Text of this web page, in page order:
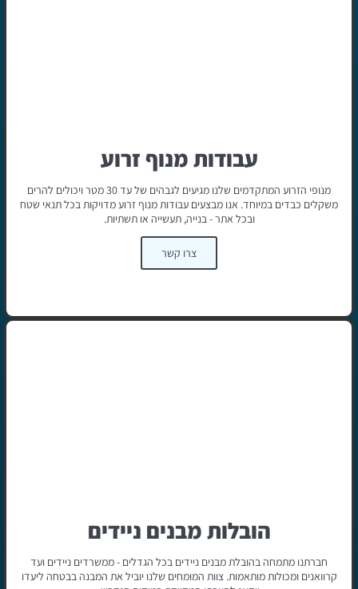
עבודות מנוף זרוע
מנופי הזרוע המתקדמים שלנו מגיעים לגבהים של עד 30 מטר ויכולים להרים
משקלים כבדים במיוחד. אנו מבצעים עבודות מנוף זרוע מדויקות בכל תנאי שטח
ובכל אתר - בנייה, תעשייה או תשתיות.
צרו קשר
הובלות מבנים ניידים
חברתנו מתמחה בהובלת מבנים ניידים בכל הגדלים - ממשרדים ניידים ועד
קרוואנים ומכולות מותאמות. צוות המומחים שלנו יוביל את המבנה בבטחה ליעדו